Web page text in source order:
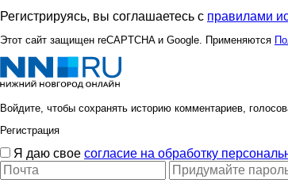
Регистрируясь, вы соглашаетесь с правилами
Этот сайт защищен reCAPTCHA и Google. Применяются
Войдите, чтобы сохранять историю комментариев,
Регистрация
Я даю свое согласие на обработку